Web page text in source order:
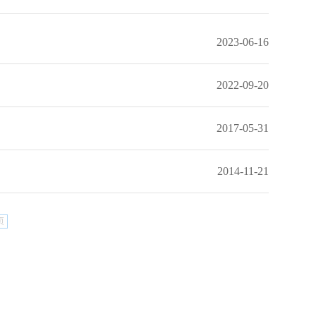
2023-06-16
2022-09-20
2017-05-31
2014-11-21